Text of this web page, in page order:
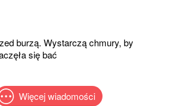
burzą. Wystarczą chmury, by
się bać
Więcej wiadomości